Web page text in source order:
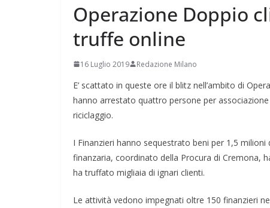
Operazione Doppio
truffe online
16 Luglio 2019 Redazione Milano
E’ scattato in queste ore il blitz nell’ambito di
hanno arrestato quattro persone per
riciclaggio.
I Finanzieri hanno sequestrato beni per 1,5
finanzaria, coordinato della Procura di Cremona,
ha truffato migliaia di ignari clienti.
Le attività vedono impegnati oltre 150 finanzieri